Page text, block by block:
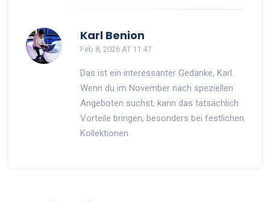
Karl Benion
Feb 8, 2026 AT 11:47
Das ist ein interessanter Gedanke, Karl.
Wenn du im November nach speziellen
Angeboten suchst, kann das tatsächlich
Vorteile bringen, besonders bei festlichen
Kollektionen.